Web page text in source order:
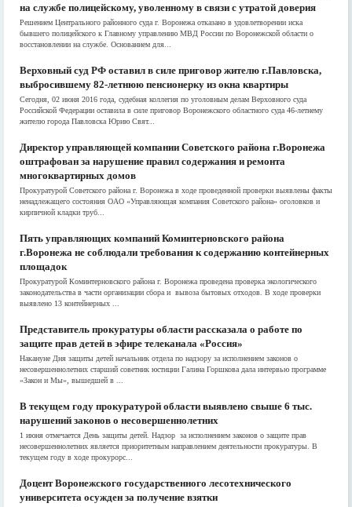
на службе полицейскому, уволенному в связи с утратой доверия
Решением Центрального районного суда г. Воронежа отказано в удовлетворении иска
бывшего полицейского к Главному управлению МВД России по Воронежской области о
восстановлении на службе. Основанием для...
Верховный суд РФ оставил в силе приговор жителю г.Павловска,
выбросившему 82-летнюю пенсионерку из окна квартиры
Сегодня, 02 июня 2016 года, судебная коллегия по уголовным делам Верховного суда
Российской Федерации оставила в силе приговор Воронежского областного суда 46-летнему
жителю города Павловска Юрию Свят...
Директор управляющей компании Советского района г.Воронежа
оштрафован за нарушение правил содержания и ремонта
многоквартирных домов
Прокуратурой Советского района г. Воронежа в ходе проведенной проверки выявлены факты
ненадлежащего состояния ОАО «Управляющая компания Советского района» оголовков и
кирпичной кладки труб...
Пять управляющих компаний Коминтерновского района
г.Воронежа не соблюдали требования к содержанию контейнерных
площадок
Прокуратурой Коминтерновского района г. Воронежа проведена проверка экологического
законодательства в части организации сбора и вывоза бытовых отходов. В ходе проверки
выявлено 13 контейнерных ...
Представитель прокуратуры области рассказала о работе по
защите прав детей в эфире телеканала «Россия»
Накануне Дня защиты детей начальник отдела по надзору за исполнением законов о
несовершеннолетних старший советник юстиции Галина Горшкова дала интервью программе
«Закон и Мы», вышедшей в ...
В текущем году прокуратурой области выявлено свыше 6 тыс.
нарушений законов о несовершеннолетних
1 июня отмечается День защиты детей. Надзор за исполнением законов о защите прав
несовершеннолетних является приоритетным направлением деятельности прокуратуры. В
текущем году в ходе прокурорс...
Доцент Воронежского государственного лесотехнического
университета осужден за получение взятки